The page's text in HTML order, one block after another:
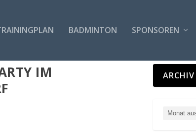
BADMINTON SPONSOREN
IM
ARCHIV